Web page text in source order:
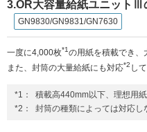
3.OR大容量給紙ユニットⅢ
GN9830/GN9831/GN7630
一度に4,000枚*1の用紙を積載でき、
また、封筒の大量給紙にも対応*2 し
*1： 積載高440mm以下、理想用
*2：
封筒の種類によっては対応し